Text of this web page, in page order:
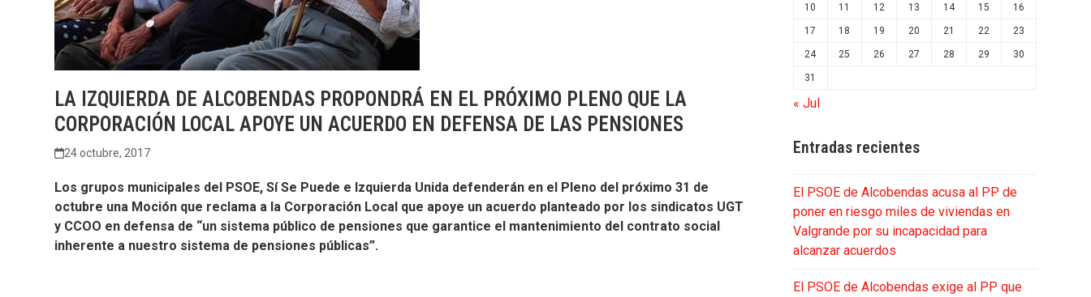
LA IZQUIERDA DE ALCOBENDAS PROPONDRÁ EN EL PRÓXIMO PLENO QUE LA
CORPORACIÓN LOCAL APOYE UN ACUERDO EN DEFENSA DE LAS PENSIONES
24 octubre, 2017
Los grupos municipales del PSOE, Sí Se Puede e Izquierda Unida defenderán en el Pleno del próximo 31 de
octubre una Moción que reclama a la Corporación Local que apoye un acuerdo planteado por los sindicatos UGT
y CCOO en defensa de “un sistema público de pensiones que garantice el mantenimiento del contrato social
inherente a nuestro sistema de pensiones públicas”.
10 11 12 13 14 15 16
17 18 19 20 21 22 23
24 25 26 27 28 29 30
31
« Jul
Entradas recientes
El PSOE de Alcobendas acusa al PP de
poner en riesgo miles de viviendas en
Valgrande por su incapacidad para
alcanzar acuerdos
El PSOE de Alcobendas exige al PP que